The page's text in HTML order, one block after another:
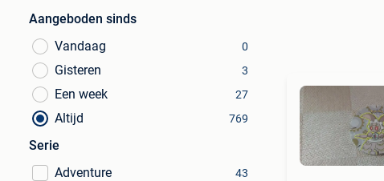
Aangeboden sinds
Vandaag
0
Gisteren 3
Een week 27
Altijd 769
Serie
Adventure
43